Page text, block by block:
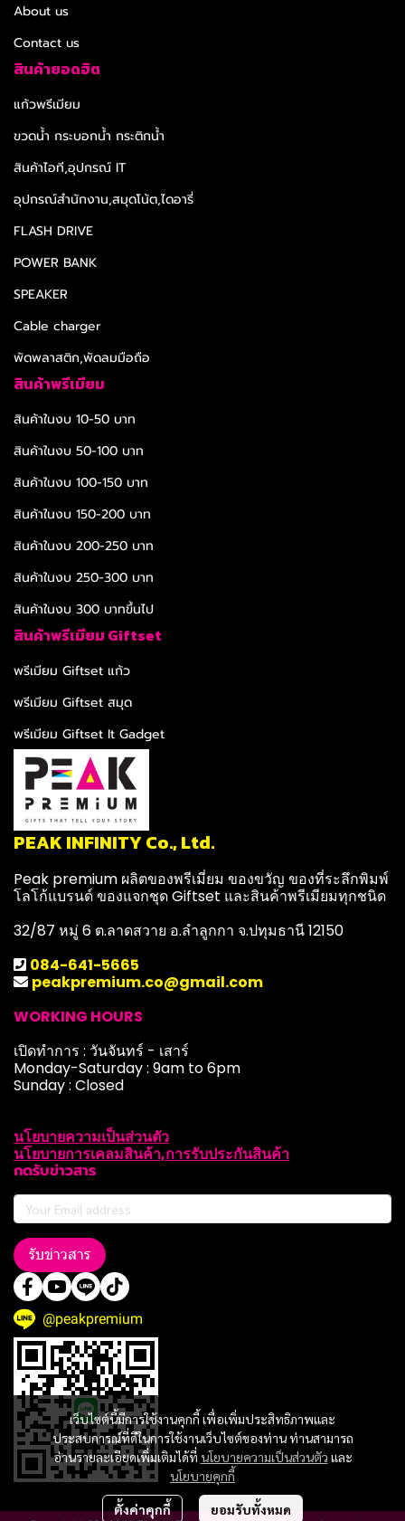
เว็บไซต์นี้มีการใช้งานคุกกี้ เพื่อเพิ่มประสิทธิภาพและ
ประสบการณ์ที่ดีในการใช้งานเว็บไซต์ของท่าน ท่านสามารถ
อ่านรายละเอียดเพิ่มเติมได้ที่ นโยบายความเป็นส่วนตัว และ
นโยบายคุกกี้
ตั้งค่าคุกกี้ ยอมรับทั้งหมด
About us
Contact us
สินค้ายอดฮิต
แก้วพรีเมียม
ขวดน้ำ กระบอกน้ำ กระติกน้ำ
สินค้าไอที,อุปกรณ์ IT
อุปกรณ์สำนักงาน,สมุดโน้ต,ไดอารี่
FLASH DRIVE
POWER BANK
SPEAKER
Cable charger
พัดพลาสติก,พัดลมมือถือ
สินค้าพรีเมียม
สินค้าในงบ 10-50 บาท
สินค้าในงบ 50-100 บาท
สินค้าในงบ 100-150 บาท
สินค้าในงบ 150-200 บาท
สินค้าในงบ 200-250 บาท
สินค้าในงบ 250-300 บาท
สินค้าในงบ 300 บาทขึ้นไป
สินค้าพรีเมียม Giftset
พรีเมียม Giftset แก้ว
พรีเมียม Giftset สมุด
พรีเมียม Giftset It Gadget
PEAK INFINITY Co., Ltd.
Peak premium ผลิตของพรีเมี่ยม ของขวัญ ของที่ระลึกพิมพ์
โลโก้แบรนด์ ของแจกชุด Giftset และสินค้าพรีเมียมทุกชนิด
32/87 หมู่ 6 ต.ลาดสวาย อ.ลำลูกกา จ.ปทุมธานี 12150
084-641-5665
peakpremium.co@gmail.com
WORKING HOURS
เปิดทำการ : วันจันทร์ - เสาร์
Monday-Saturday : 9am to 6pm
Sunday : Closed
นโยบายความเป็นส่วนตัว
นโยบายการเคลมสินค้า,การรับประกันสินค้า
กดรับข่าวสาร
รับข่าวสาร
@peakpremium